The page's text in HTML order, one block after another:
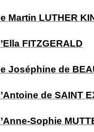
Martin LUTHER
FITZGERALD
Joséphine de
de SAINT
Sophie